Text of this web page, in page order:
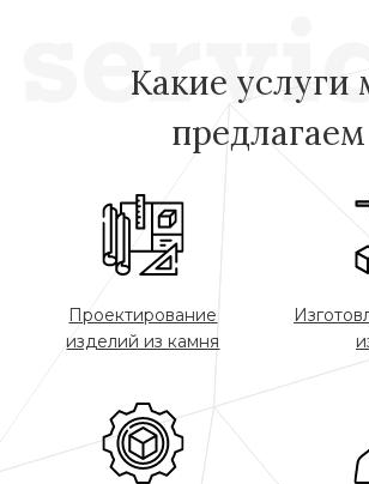
Какие услуги
предлагаем
Проектирование
изделий из камня